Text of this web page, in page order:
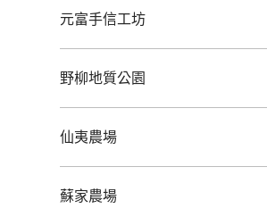
元富手信工坊
野柳地質公園
仙夷農場
蘇家農場